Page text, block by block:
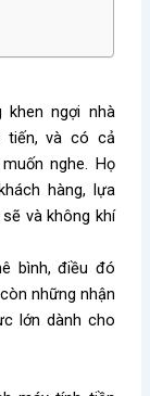
khen ngợi nhà
tiến, và có cả
nghe. Họ
hàng, lựa
và không khí
bình, điều đó
những nhận
lớn dành cho